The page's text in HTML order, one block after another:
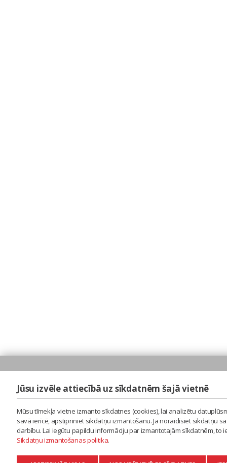
Jūsu izvēle attiecībā uz sīkdatnēm šajā vietnē
Mūsu tīmekļa vietne izmanto sīkdatnes (cookies), lai analizētu
savā ierīcē, apstipriniet sīkdatņu izmantošanu. Ja noraidīsiet sīkdatņu
darbību. Lai iegūtu papildu informāciju par izmantotajām sīkdatnēm,
Sīkdatņu izmantošanas politika.